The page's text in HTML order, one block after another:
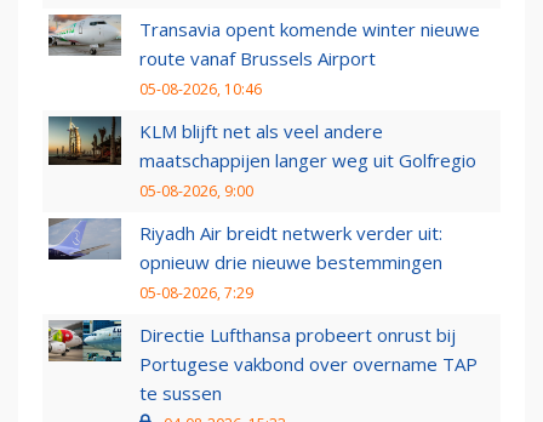
Transavia opent komende winter nieuwe
route vanaf Brussels Airport
05-08-2026, 10:46
KLM blijft net als veel andere
maatschappijen langer weg uit Golfregio
05-08-2026, 9:00
Riyadh Air breidt netwerk verder uit:
opnieuw drie nieuwe bestemmingen
05-08-2026, 7:29
Directie Lufthansa probeert onrust bij
Portugese vakbond over overname TAP
te sussen